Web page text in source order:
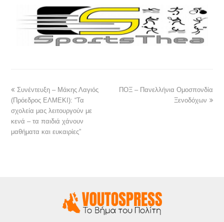
Συνέντευξη – Μάκης Λαγιός
(Πρόεδρος ΕΛΜΕΚΙ): “Τα
σχολεία μας λειτουργούν με
κενά – τα παιδιά χάνουν
μαθήματα και ευκαιρίες”
ΠΟΞ – Πανελλήνια Ομοσπονδία
Ξενοδόχων